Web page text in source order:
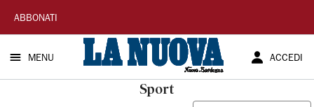
La
Nuova
Sardegna
ABBONATI
MENU ACCEDI
Sport